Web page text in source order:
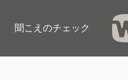
聞こえのチェック​